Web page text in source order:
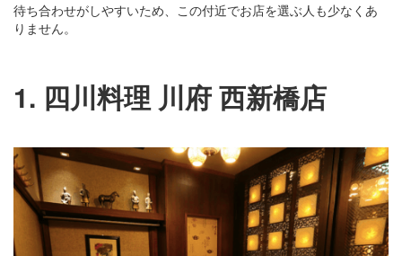
待ち合わせがしやすいため、この付近でお店を選ぶ人も少なくあ
りません。
1. 四川料理 川府 西新橋店